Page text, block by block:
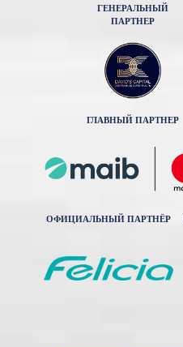
ГЕНЕРАЛЬНЫЙ
ПАРТНЕР
ГЛАВНЫЙ ПАРТНЕР
ОФИЦИАЛЬНЫЙ ПАРТНЁР